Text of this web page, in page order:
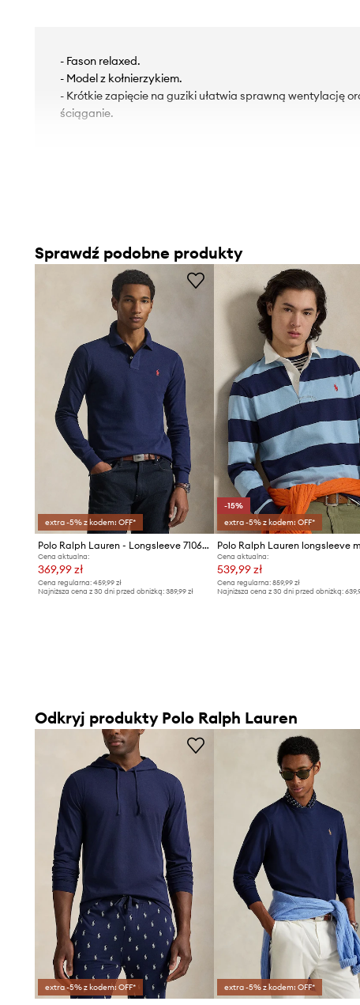
- Fason relaxed.
- Model z kołnierzykiem.
- Krótkie zapięcie na guziki ułatwia sprawną wentylację
ściąganie.
Sprawdź podobne produkty
extra -5% z kodem: OFF*
Polo Ralph Lauren - Longsleeve 710681126038
Cena aktualna:
369,99 zł
Cena regularna: 459,99 zł
Najniższa cena z 30 dni przed obniżką: 389,99 zł
-15%
extra -5% z kodem: OFF*
Cena aktualna:
539,99 zł
Cena regularna:859,99 zł
Najniższa cena z 30 dni przed obniżką:
Odkryj produkty Polo Ralph Lauren
extra -5% z kodem: OFF* extra -5% z kodem: OFF*